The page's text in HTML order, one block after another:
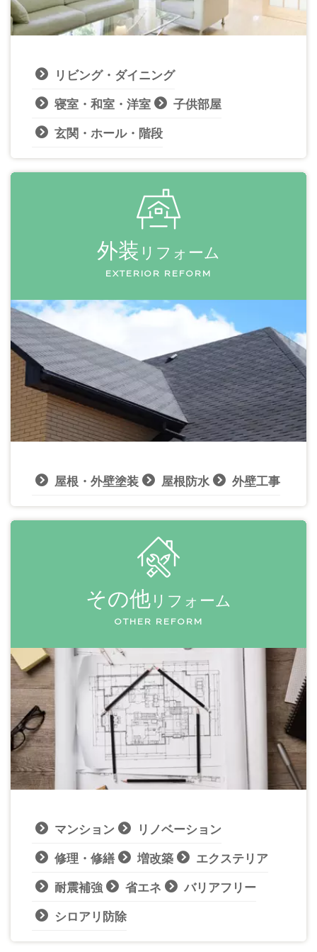
リビング・ダイニング
寝室・和室・洋室 子供部屋
玄関・ホール・階段
外装 リフォーム
EXTERIOR REFORM
屋根・外壁塗装 屋根防水 外壁工事
その他 リフォーム
OTHER REFORM
マンション リノベーション
修理・修繕 増改築 エクステリア
耐震補強 省エネ バリアフリー
シロアリ防除